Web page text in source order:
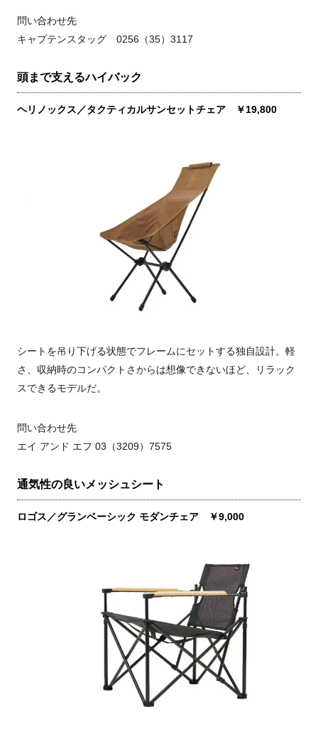
問い合わせ先
キャプテンスタッグ 0256（35）3117
頭まで支えるハイバック
ヘリノックス／タクティカルサンセットチェア ￥19,800
シートを吊り下げる状態でフレームにセットする独自設計。軽
さ、収納時のコンパクトさからは想像できないほど、リラック
スできるモデルだ。
問い合わせ先
エイ アンド エフ 03（3209）7575
通気性の良いメッシュシート
ロゴス／グランベーシック モダンチェア ￥9,000